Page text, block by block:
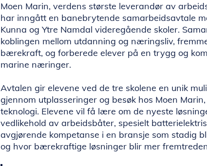
Moen Marin, verdens største leverandør av
har inngått en banebrytende samarbeidsavtale
Kunna og Ytre Namdal videregående skoler.
koblingen mellom utdanning og næringsliv,
bærekraft, og forberede elever på en trygg og
marine næringer.
Avtalen gir elevene ved de tre skolene en unik
gjennom utplasseringer og besøk hos Moen
teknologi. Elevene vil få lære om de nyeste
vedlikehold av arbeidsbåter, spesielt
avgjørende kompetanse i en bransje som stadig
og hvor bærekraftige løsninger blir mer